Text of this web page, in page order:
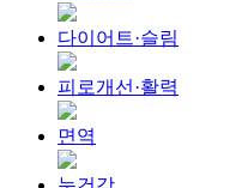
다이어트·슬림
피로개선·활력
면역